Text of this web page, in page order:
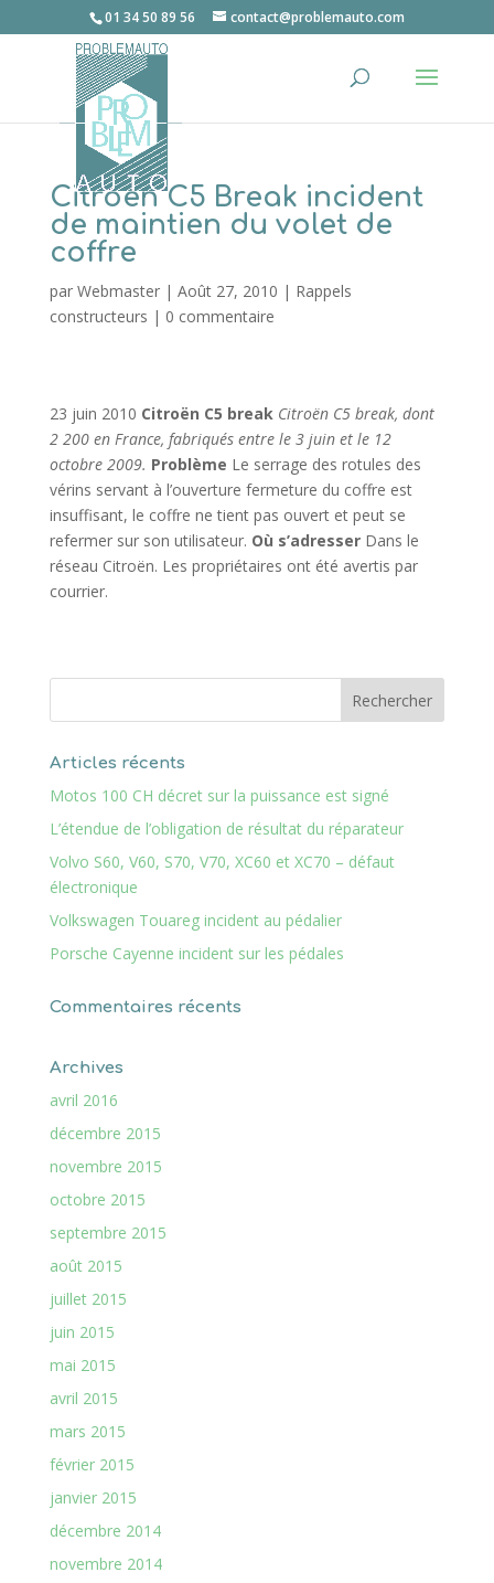
01 34 50 89 56 contact@problemauto.com
Citroen C5 Break incident
de maintien du volet de
coffre
par Webmaster| Août 27, 2010 | Rappels
constructeurs | 0 commentaire
23 juin 2010 Citroën C5 break Citroën C5 break, dont
2 200 en France, fabriqués entre le 3 juin et le 12
octobre 2009. Problème Le serrage des rotules des
vérins servant à l’ouverture fermeture du coffre est
insuffisant, le coffre ne tient pas ouvert et peut se
refermer sur son utilisateur. Où s’adresser Dans le
réseau Citroën. Les propriétaires ont été avertis par
courrier.
Articles récents
Motos 100 CH décret sur la puissance est signé
L’étendue de l’obligation de résultat du réparateur
Volvo S60, V60, S70, V70, XC60 et XC70 – défaut
électronique
Volkswagen Touareg incident au pédalier
Porsche Cayenne incident sur les pédales
Commentaires récents
Archives
avril 2016
décembre 2015
novembre 2015
octobre 2015
septembre 2015
août 2015
juillet 2015
juin 2015
mai 2015
avril 2015
mars 2015
février 2015
janvier 2015
décembre 2014
novembre 2014